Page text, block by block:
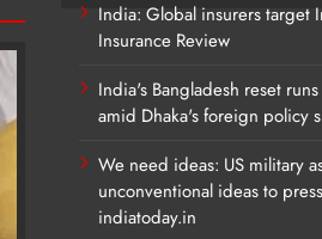
India: Global insurers target
Insurance Review
India's Bangladesh reset
amid Dhaka's foreign policy
We need ideas: US military
unconventional ideas to
indiatoday.in